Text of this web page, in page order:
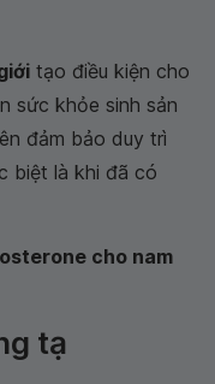
tạo điều kiện cho
sức khỏe sinh sản
đảm bảo duy trì
biệt là khi đã có
cho nam
tạ